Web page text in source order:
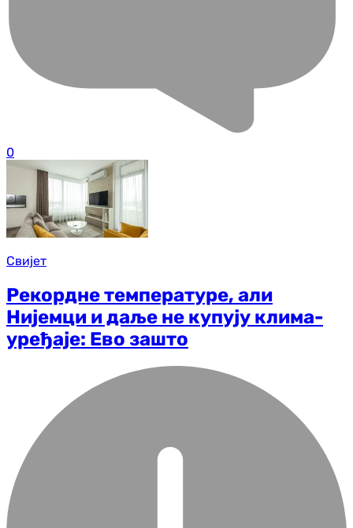
0
Свијет
Рекордне температуре, али
Нијемци и даље не купују клима-
уређаје: Ево зашто